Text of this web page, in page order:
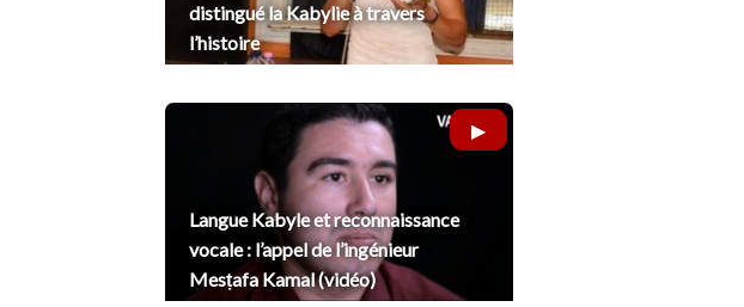
distingué la Kabylie à travers
l’histoire
Langue Kabyle et reconnaissance
vocale : l’appel de l’ingénieur
Mesṭafa Kamal (vidéo)